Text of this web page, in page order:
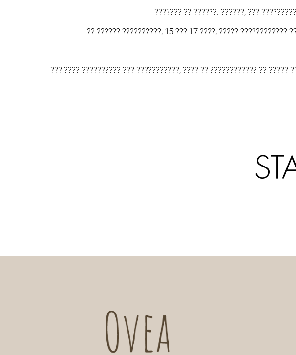
??????? ?? ??????. ??????, ???
?? ?????? ??????????, 15 ??? 17 ????, ????? ????????????
??? ???? ?????????? ??? ???????????, ???? ?? ???????????? ?? ?????